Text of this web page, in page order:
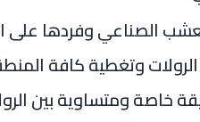
الصناعي وفردها على
الرولات وتغطية كافة
خاصة ومتساوية بين